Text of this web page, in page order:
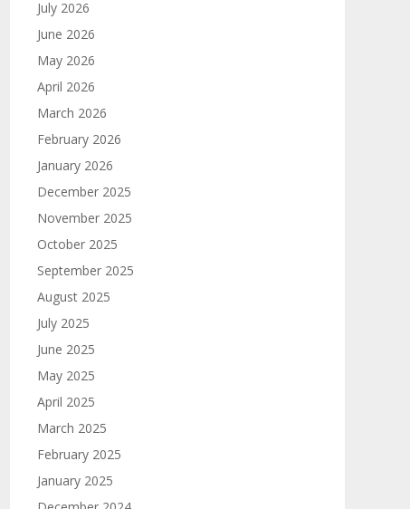
July 2026
June 2026
May 2026
April 2026
March 2026
February 2026
January 2026
December 2025
November 2025
October 2025
September 2025
August 2025
July 2025
June 2025
May 2025
April 2025
March 2025
February 2025
January 2025